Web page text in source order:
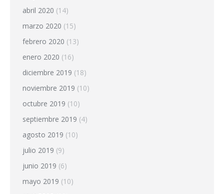
abril 2020 (14)
marzo 2020 (15)
febrero 2020 (13)
enero 2020 (16)
diciembre 2019 (18)
noviembre 2019 (10)
octubre 2019 (10)
septiembre 2019 (4)
agosto 2019 (10)
julio 2019 (9)
junio 2019 (6)
mayo 2019 (10)